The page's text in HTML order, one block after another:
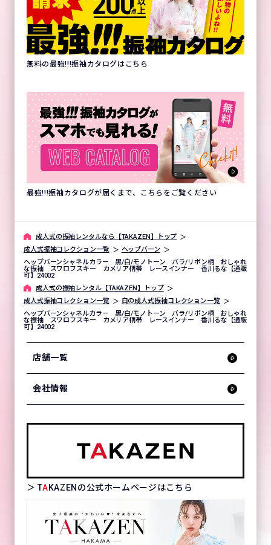
無料の最強!!!振袖カタログはこちら
最強!!!振袖カタログが届くまで、こちらをご覧ください
成⼈式の振袖レンタルなら【TAKAZEN】トップ
成人式振袖コレクション一覧
ヘップバーン
ヘップバーンシャネルカラー 黒/白/モノトーン バラ/リボン柄 おしゃれ
な振袖 スワロフスキー カメリア柄帯 レースインナー 香川るな【通販
可】24002
成⼈式の振袖レンタル【TAKAZEN】トップ
成人式振袖コレクション一覧
白の成人式振袖コレクション一覧
ヘップバーンシャネルカラー 黒/白/モノトーン バラ/リボン柄 おしゃれ
な振袖 スワロフスキー カメリア柄帯 レースインナー 香川るな【通販
可】24002
店舗一覧
会社情報
＞ TAKAZENの公式ホームページはこちら